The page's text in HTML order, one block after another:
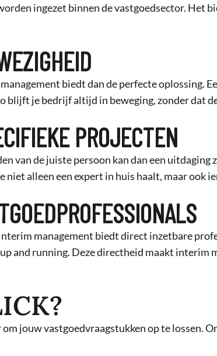
ingezet binnen de vastgoedsector. Het
biedt dan de perfecte oplossing.
blijft je bedrijf altijd in beweging, zonder dat
PROJECTEN
van de juiste persoon kan dan een
alleen een expert in huis haalt, maar ook
management biedt direct inzetbare
and running. Deze directheid maakt interim
jouw vastgoedvraagstukken op te lossen.